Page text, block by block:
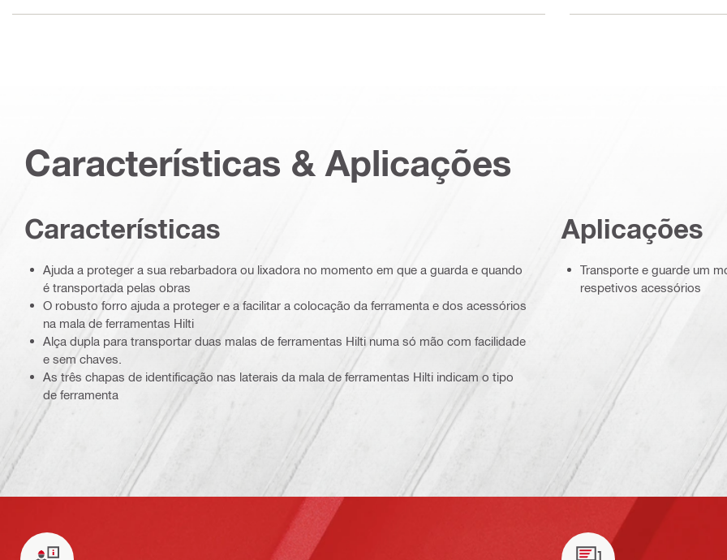
Características & Aplicações
Características
Ajuda a proteger a sua rebarbadora ou lixadora no momento em que a guarda e quando
é transportada pelas obras
O robusto forro ajuda a proteger e a facilitar a colocação da ferramenta e dos acessórios
na mala de ferramentas Hilti
Alça dupla para transportar duas malas de ferramentas Hilti numa só mão com facilidade
e sem chaves.
As três chapas de identificação nas laterais da mala de ferramentas Hilti indicam o tipo
de ferramenta
Aplicações
Transporte e guarde um
respetivos acessórios